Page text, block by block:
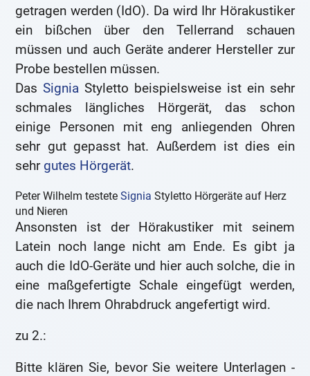
getragen werden (IdO). Da wird Ihr Hörakustiker
ein bißchen über den Tellerrand schauen
müssen und auch Geräte anderer Hersteller zur
Probe bestellen müssen.
DasSignia Styletto beispielsweise ist ein sehr
schmales längliches Hörgerät, das schon
einige Personen mit eng anliegenden Ohren
sehr gut gepasst hat. Außerdem ist dies ein
sehr gutes Hörgerät.
Peter Wilhelm testeteSignia Styletto Hörgeräte auf Herz
und Nieren
Ansonsten ist der Hörakustiker mit seinem
Latein noch lange nicht am Ende. Es gibt ja
auch die IdO-Geräte und hier auch solche, die in
eine maßgefertigte Schale eingefügt werden,
die nach Ihrem Ohrabdruck angefertigt wird.
zu 2.:
Bitte klären Sie, bevor Sie weitere Unterlagen -